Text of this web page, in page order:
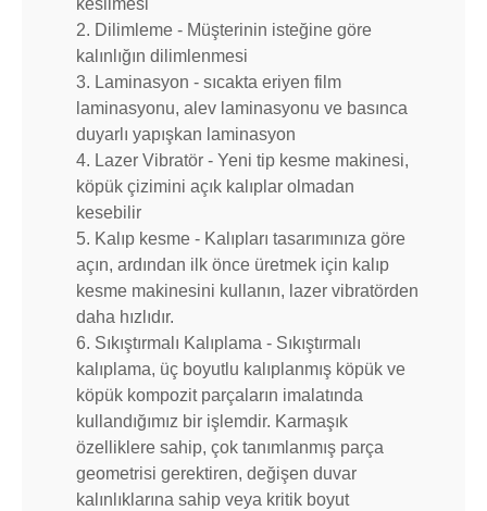
kesilmesi
2. Dilimleme - Müşterinin isteğine göre
kalınlığın dilimlenmesi
3. Laminasyon - sıcakta eriyen film
laminasyonu, alev laminasyonu ve basınca
duyarlı yapışkan laminasyon
4. Lazer Vibratör - Yeni tip kesme makinesi,
köpük çizimini açık kalıplar olmadan
kesebilir
5. Kalıp kesme - Kalıpları tasarımınıza göre
açın, ardından ilk önce üretmek için kalıp
kesme makinesini kullanın, lazer vibratörden
daha hızlıdır.
6. Sıkıştırmalı Kalıplama - Sıkıştırmalı
kalıplama, üç boyutlu kalıplanmış köpük ve
köpük kompozit parçaların imalatında
kullandığımız bir işlemdir. Karmaşık
özelliklere sahip, çok tanımlanmış parça
geometrisi gerektiren, değişen duvar
kalınlıklarına sahip veya kritik boyut